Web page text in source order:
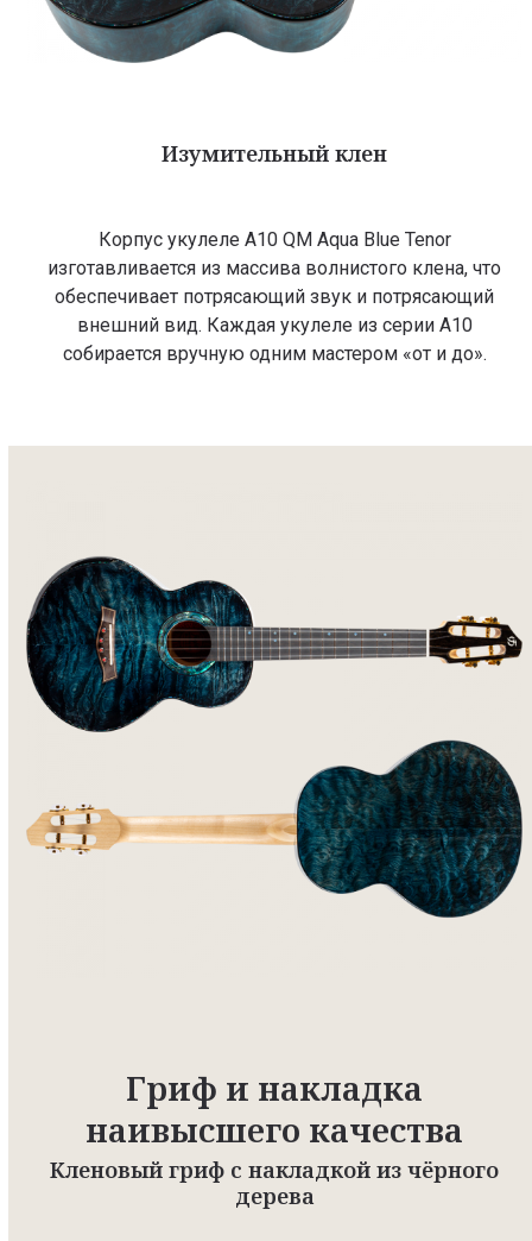
Изумительный клен
Корпус укулеле A10 QM Aqua Blue Tenor
изготавливается из массива волнистого клена, что
обеспечивает потрясающий звук и потрясающий
внешний вид. Каждая укулеле из серии A10
собирается вручную одним мастером «от и до».
Гриф и накладка
наивысшего качества
Кленовый гриф с накладкой из чёрного
дерева